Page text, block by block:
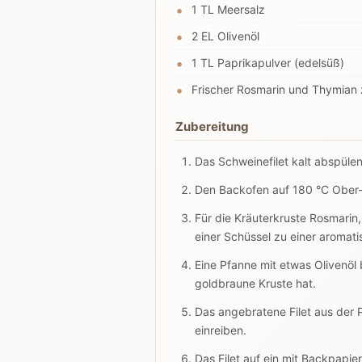
1 TL Meersalz
2 EL Olivenöl
1 TL Paprikapulver (edelsüß)
Frischer Rosmarin und Thymian
Zubereitung
Das Schweinefilet kalt
Den Backofen auf 180 °C
Für die Kräuterkruste
einer Schüssel zu einer
Eine Pfanne mit etwas
goldbraune Kruste hat.
Das angebratene Filet aus der
einreiben.
Das Filet auf ein mit